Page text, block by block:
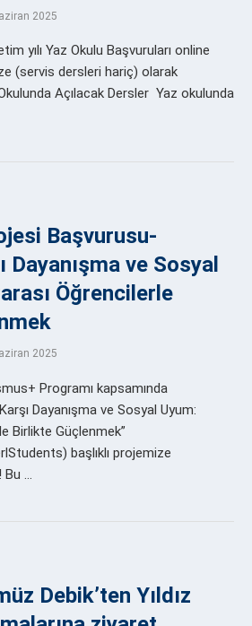
2025
yılı Yaz Okulu Başvuruları online
(servis dersleri hariç) olarak
Açılacak Dersler Yaz okulunda
Başvurusu-
Dayanışma ve Sosyal
Öğrencilerle
2025
Programı kapsamında
Dayanışma ve Sosyal Uyum:
Birlikte Güçlenmek”
başlıklı projemize
Bu …
Debik’ten Yıldız